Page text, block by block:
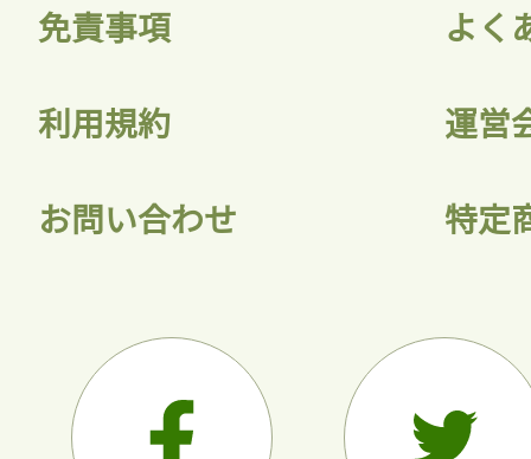
免責事項 よく
利用規約 運営
お問い合わせ 特定